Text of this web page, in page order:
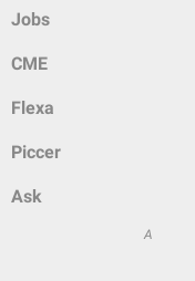
Jobs
CME
Flexa
Piccer
Ask
A